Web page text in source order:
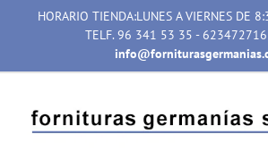
HORARIO TIENDA:LUNES A VIERNES DE
TELF. 96 341 53 35 - 623472716